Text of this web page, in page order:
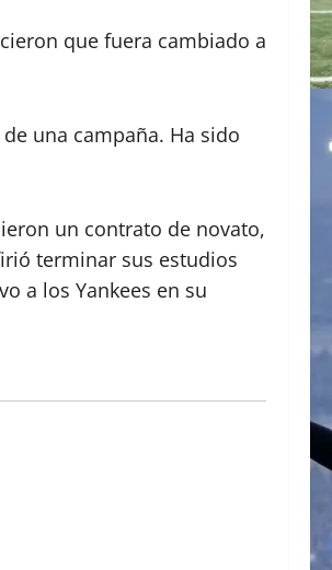
que fuera cambiado a
una campaña. Ha sido
un contrato de novato,
terminar sus estudios
a los Yankees en su